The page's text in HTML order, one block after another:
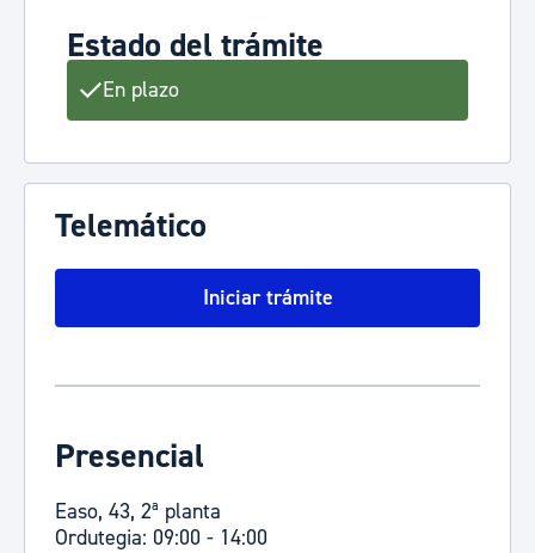
Estado del trámite
En plazo
Telemático
Iniciar trámite
Presencial
Easo, 43, 2ª planta
Ordutegia: 09:00 - 14:00